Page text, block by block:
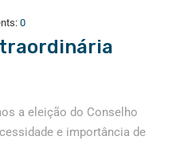
0
a eleição do Conselho
e importância de